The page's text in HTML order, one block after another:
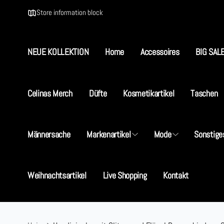
Store information block
NEUE KOLLEKTION Home Accessoires BIG
Celinas Merch Düfte Kosmetikartikel Taschen
Männersache Markenartikel Mode
Weihnachtsartikel Live Shopping Kontakt